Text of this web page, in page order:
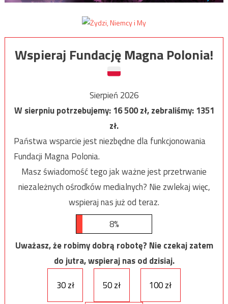
Wspieraj Fundację Magna Polonia!
Sierpień 2026
W sierpniu potrzebujemy:16 500zł, zebraliśmy:1351
zł.
Państwa wsparcie jest niezbędne dla funkcjonowania
Fundacji Magna Polonia.
Masz świadomość tego jak ważne jest przetrwanie
niezależnych ośrodków medialnych? Nie zwlekaj więc,
wspieraj nas już od teraz.
8%
Uważasz, że robimy dobrą robotę? Nie czekaj zatem
do jutra, wspieraj nas od dzisiaj.
30 zł
50 zł 100 zł